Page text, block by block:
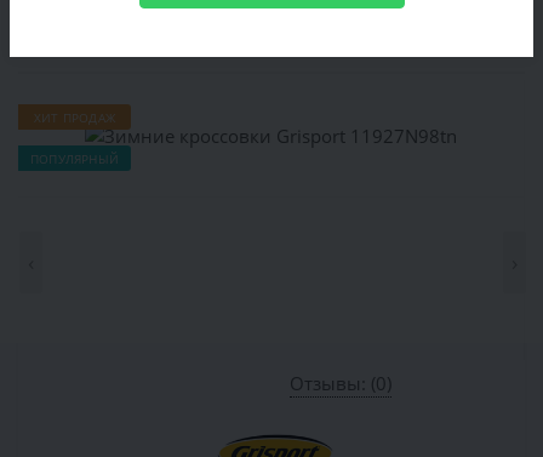
ХИТ ПРОДАЖ
ПОПУЛЯРНЫЙ
Отзывы: (0)